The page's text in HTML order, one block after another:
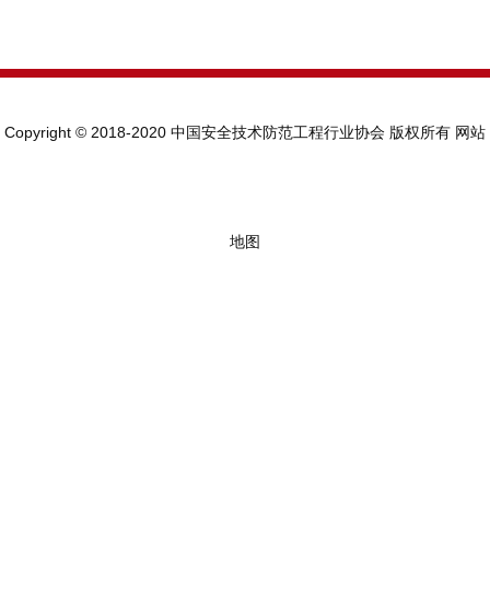
Copyright © 2018-2020 中国安全技术防范工程行业协会 版权所有 网站
地图